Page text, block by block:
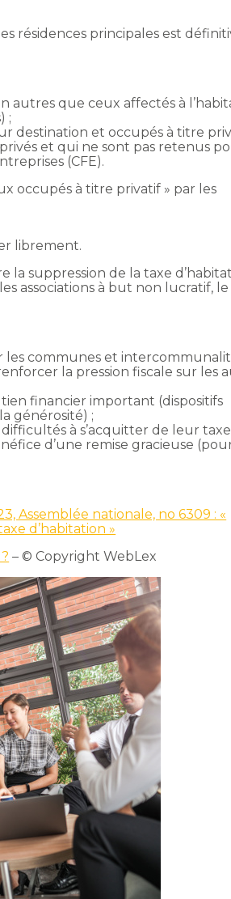
résidences principales est
autres que ceux affectés à
;
destination et occupés à titre
privés et qui ne sont pas retenus
(CFE).
occupés à titre privatif » par les
librement.
la suppression de la taxe
associations à but non lucratif, le
les communes et
la pression fiscale sur les
financier important (dispositifs
générosité) ;
à s’acquitter de leur
d’une remise gracieuse
Assemblée nationale, no 6309 : «
d’habitation »
– © Copyright WebLex